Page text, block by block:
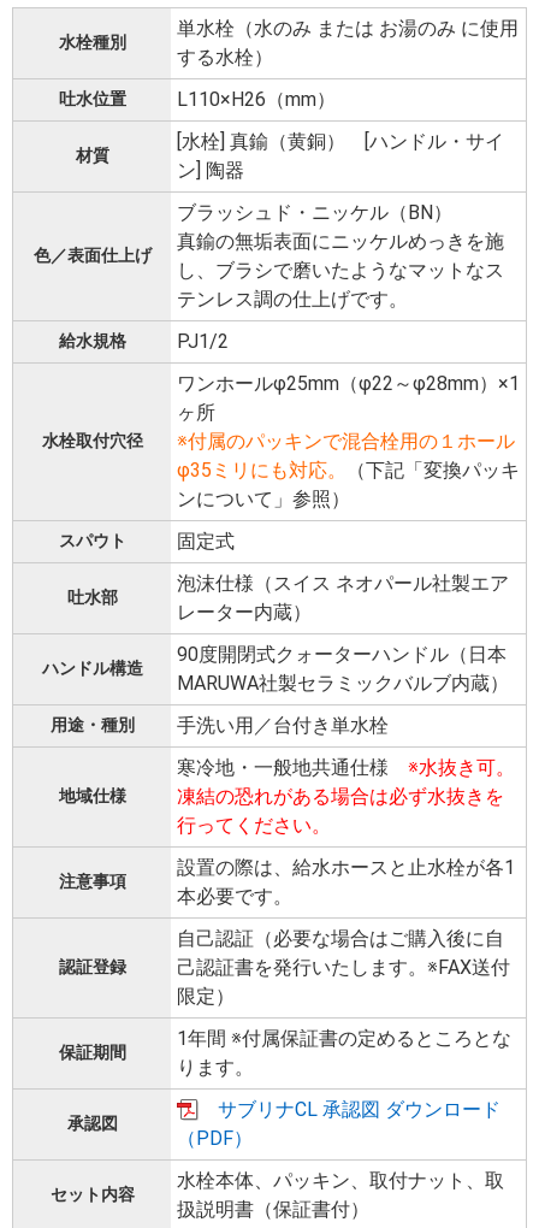
水栓種別
単水栓（水のみ または お湯のみ に使用
する水栓）
吐水位置 L110×H26（mm）
材質
[水栓] 真鍮（黄銅） [ハンドル・サイ
ン] 陶器
色／表面仕上げ
ブラッシュド・ニッケル（BN）
真鍮の無垢表面にニッケルめっきを施
し、ブラシで磨いたようなマットなス
テンレス調の仕上げです。
給水規格 PJ1/2
水栓取付穴径
ワンホールφ25mm（φ22～φ28mm）×1
ヶ所
※付属のパッキンで混合栓用の１ホール
φ35ミリにも対応。
（下記「変換パッキ
ンについて」参照）
スパウト 固定式
吐水部
泡沫仕様（スイス ネオパール社製エア
レーター内蔵）
ハンドル構造
90度開閉式クォーターハンドル（日本
MARUWA社製セラミックバルブ内蔵）
用途・種別 手洗い用／台付き単水栓
地域仕様
寒冷地・一般地共通仕様 ※水抜き可。
凍結の恐れがある場合は必ず水抜きを
行ってください。
注意事項
設置の際は、給水ホースと止水栓が各1
本必要です。
認証登録
自己認証（必要な場合はご購入後に自
己認証書を発行いたします。※FAX送付
限定）
保証期間
1年間 ※付属保証書の定めるところとな
ります。
承認図
サブリナCL 承認図 ダウンロード
（PDF）
セット内容
水栓本体、パッキン、取付ナット、取
扱説明書（保証書付）